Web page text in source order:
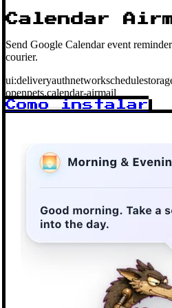
Calendar
Send Google Calendar event
courier.
ui:deliveryauthnetworkschedule
openpets.calendar-airmail
Como instalar